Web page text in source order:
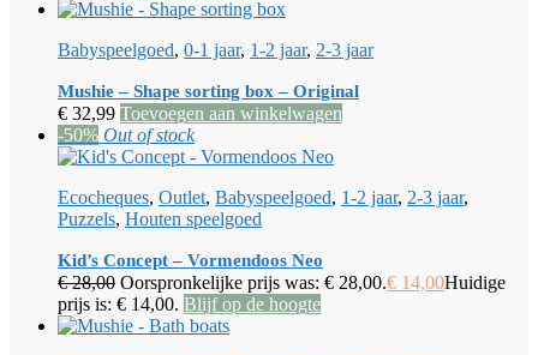
Babyspeelgoed, 0-1 jaar, 1-2 jaar, 2-3 jaar
Mushie – Shape sorting box – Original
€ 32,99 Toevoegen aan winkelwagen
-50% Out of stock
Ecocheques, Outlet, Babyspeelgoed, 1-2 jaar, 2-3 jaar,
Puzzels, Houten speelgoed
Kid’s Concept – Vormendoos Neo
€28,00 Oorspronkelijke prijs was: € 28,00.€ 14,00Huidige
prijs is: € 14,00. Blijf op de hoogte